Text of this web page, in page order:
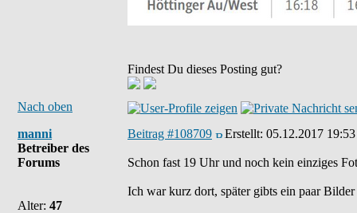
Findest Du dieses Posting gut?
Nach oben
manni
Betreiber des
Forums
Alter: 47
Beitrag #108709 Erstellt: 05.12.2017 19:53
Schon fast 19 Uhr und noch kein einziges
Ich war kurz dort, später gibts ein paar